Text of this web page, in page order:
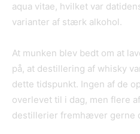
aqua vitae, hvilket var
varianter af stærk alkohol.
At munken blev bedt om at
på, at destillering af whisky
dette tidspunkt. Ingen af de
overlevet til i dag, men flere
destillerier fremhæver gerne